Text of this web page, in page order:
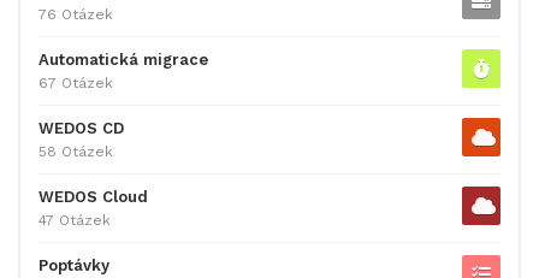
76 Otázek
Automatická migrace
67 Otázek
WEDOS CD
58 Otázek
WEDOS Cloud
47 Otázek
Poptávky